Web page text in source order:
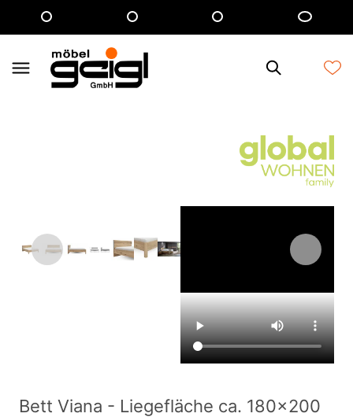
Bett Viana - Liegefläche ca. 180x200